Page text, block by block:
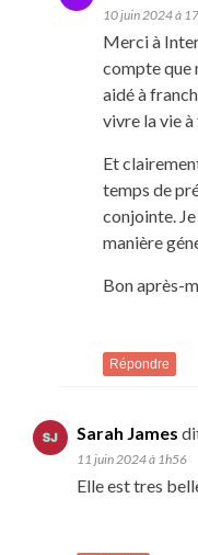
10 juin 2024 à
Merci à
compte que
aidé à
vivre la vie à
Et
temps de
conjointe.
manière
Bon après-
Répondre
Sarah James
11 juin 2024 à 1h56
Elle est tres